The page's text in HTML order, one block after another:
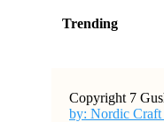
Trending
Copyright 7
by: Nordic Craft